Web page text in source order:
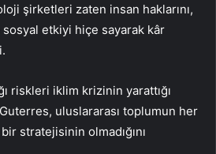
şirketleri zaten insan haklarını,
etkiyi hiçe sayarak kâr
riskleri iklim krizinin yarattığı
uluslararası toplumun her
stratejisinin olmadığını